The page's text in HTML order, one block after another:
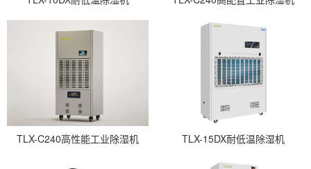
TLX-C240高性能工业除湿机 TLX-15DX耐低温除湿机